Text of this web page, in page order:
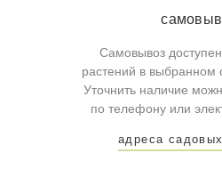
Самовывоз
растений в выбранном
Уточнить наличие
по телефону или
адреса